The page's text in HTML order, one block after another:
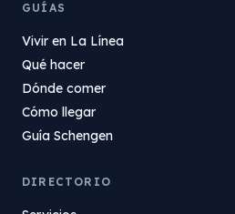
GUÍAS
Vivir en La Línea
Qué hacer
Dónde comer
Cómo llegar
Guía Schengen
DIRECTORIO